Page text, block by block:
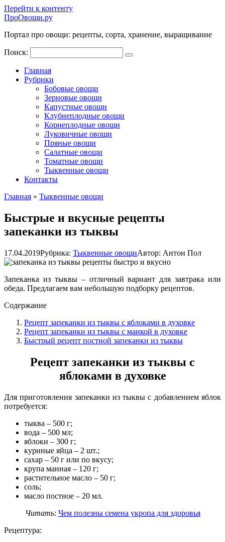
Перейти к контенту
ПроОвощи.ру
Портал про овощи: рецепты, сорта, хранение, выращивание
Поиск:
Главная
Рубрики
Бобовые овощи
Зерновые овощи
Капустные овощи
Клубнеплодные овощи
Корнеплодные овощи
Луковичные овощи
Пряные овощи
Салатные овощи
Томатные овощи
Тыквенные овощи
Контакты
Главная » Тыквенные овощи
Быстрые и вкусные рецепты
запеканки из тыквы
17.04.2019Рубрика: Тыквенные овощиАвтор: Антон Пол
Запеканка из тыквы – отличный вариант для завтрака или
обеда. Предлагаем вам небольшую подборку рецептов.
Содержание
Рецепт запеканки из тыквы с яблоками в духовке
Рецепт запеканки из тыквы с манкой в духовке
Быстрый рецепт постной запеканки из тыквы
Рецепт запеканки из тыквы с
яблоками в духовке
Для приготовления запеканки из тыквы с добавлением яблок
потребуется:
тыква – 500 г;
вода – 500 мл;
яблоки – 300 г;
куриные яйца – 2 шт.;
сахар – 50 г или по вкусу;
крупа манная – 120 г;
растительное масло – 50 г;
соль;
масло постное – 20 мл.
Читать: Чем полезны семена укропа для здоровья
Рецептура: